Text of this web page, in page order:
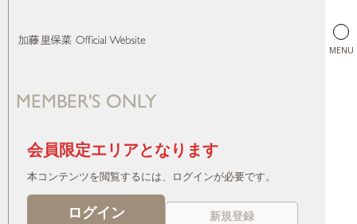
MENU
MEMBER'S ONLY
会員限定エリアとなります
本コンテンツを閲覧するには、ログインが必要です。
ログイン 新規登録